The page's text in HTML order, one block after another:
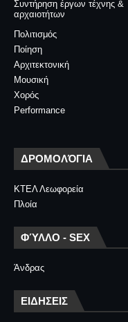
Συντήρηση έργων τέχνης &
αρχαιοτήτων
Πολιτισμός
Ποίηση
Αρχιτεκτονική
Μουσική
Χορός
Performance
ΔΡΟΜΟΛΌΓΙΑ
ΚΤΕΛ Λεωφορεία
Πλοία
ΦΎΛΛΟ - SEX
Άνδρας
ΕΙΔΗΣΕΙΣ